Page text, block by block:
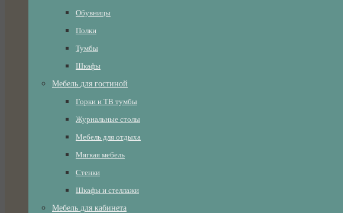
Обувницы
Полки
Тумбы
Шкафы
Мебель для гостиной
Горки и ТВ тумбы
Журнальные столы
Мебель для отдыха
Мягкая мебель
Стенки
Шкафы и стеллажи
Мебель для кабинета